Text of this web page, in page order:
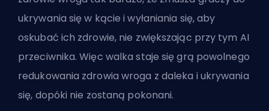
ukrywania się w kącie i wyłaniania się, aby
oskubać ich zdrowie, nie zwiększając przy tym AI
przeciwnika. Więc walka staje się grą powolnego
redukowania zdrowia wroga z daleka i ukrywania
się, dopóki nie zostaną pokonani.